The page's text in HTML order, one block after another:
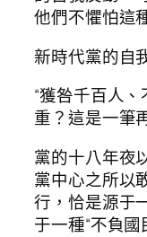
他們不懼怕這
新時代黨的自
“獲咎千百人
重？這是一筆
黨的十八年夜
黨中心之所以
行，恰是源于
于一種“不負國